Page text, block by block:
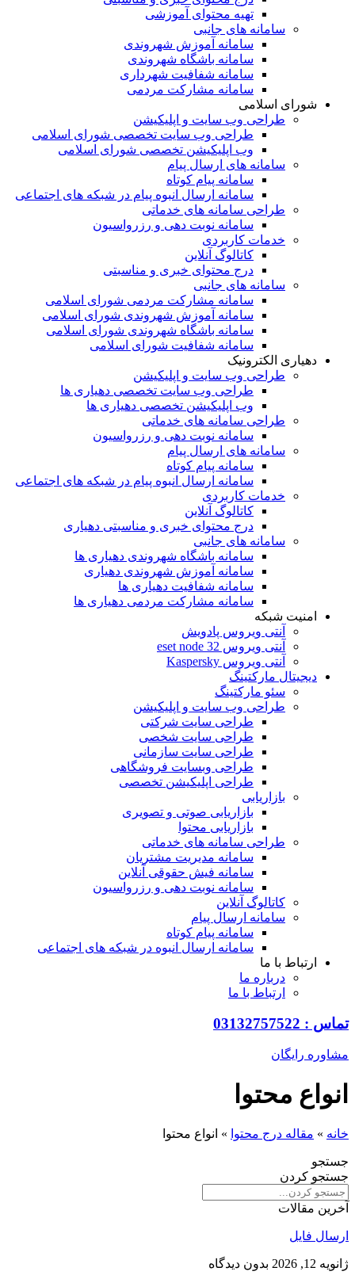
تهیه محتوای آموزشی
سامانه های جانبی
سامانه آموزش شهروندی
سامانه باشگاه شهروندی
سامانه شفافیت شهرداری
سامانه مشارکت مردمی
شورای اسلامی
طراحی وب سایت و اپلیکیشن
طراحی وب سایت تخصصی شورای اسلامی
وب اپلیکیشن تخصصی شورای اسلامی
سامانه های ارسال پیام
سامانه پیام کوتاه
سامانه ارسال انبوه پیام در شبکه های اجتماعی
طراحی سامانه های خدماتی
سامانه نوبت دهی و رزرواسیون
خدمات کاربردی
کاتالوگ آنلاین
درج محتوای خبری و مناسبتی
سامانه های جانبی
سامانه مشارکت مردمی شورای اسلامی
سامانه آموزش شهروندی شورای اسلامی
سامانه باشگاه شهروندی شورای اسلامی
سامانه شفافیت شورای اسلامی
دهیاری الکترونیک
طراحی وب سایت و اپلیکیشن
طراحی وب سایت تخصصی دهیاری ها
وب اپلیکیشن تخصصی دهیاری ها
طراحی سامانه های خدماتی
سامانه نوبت دهی و رزرواسیون
سامانه های ارسال پیام
سامانه پیام کوتاه
سامانه ارسال انبوه پیام در شبکه های اجتماعی
خدمات کاربردی
کاتالوگ آنلاین
درج محتوای خبری و مناسبتی دهیاری
سامانه های جانبی
سامانه باشگاه شهروندی دهیاری ها
سامانه آموزش شهروندی دهیاری
سامانه شفافیت دهیاری ها
سامانه مشارکت مردمی دهیاری ها
امنیت شبکه
آنتی ویروس پادویش
آنتی ویروس 32 eset node
آنتی ویروس Kaspersky
دیجیتال مارکتینگ
سئو مارکتینگ
طراحی وب سایت و اپلیکیشن
طراحی سایت شرکتی
طراحی سایت شخصی
طراحی سایت سازمانی
طراحی وبسایت فروشگاهی
طراحی اپلیکیشن تخصصی
بازاریابی
بازاریابی صوتی و تصویری
بازاریابی محتوا
طراحی سامانه های خدماتی
سامانه مدیریت مشتریان
سامانه فیش حقوقی آنلاین
سامانه نوبت دهی و رزرواسیون
کاتالوگ آنلاین
سامانه ارسال پیام
سامانه پیام کوتاه
سامانه ارسال انبوه در شبکه های اجتماعی
ارتباط با ما
درباره ما
ارتباط با ما
رایگان
محتوا
»مقاله درج محتوا»انواع محتوا
کردن
مقالات
فایل
بدون دیدگاه